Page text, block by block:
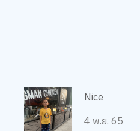
Nice
4 พ.ย. 65